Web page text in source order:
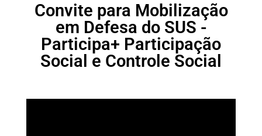
Convite para Mobilização
em Defesa do SUS -
Participa+ Participação
Social e Controle Social